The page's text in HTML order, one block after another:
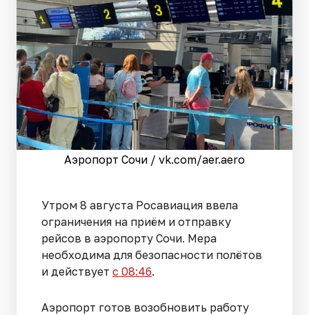
Аэропорт Сочи / vk.com/aer.aero
Утром 8 августа Росавиация ввела
ограничения на приём и отправку
рейсов в аэропорту Сочи. Мера
необходима для безопасности полётов
и действует с 08:46.
Аэропорт готов возобновить работу